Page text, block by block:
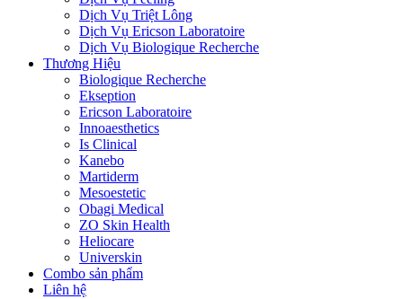
Dịch Vụ Triệt Lông
Dịch Vụ Ericson Laboratoire
Dịch Vụ Biologique Recherche
Thương Hiệu
Biologique Recherche
Ekseption
Ericson Laboratoire
Innoaesthetics
Is Clinical
Kanebo
Martiderm
Mesoestetic
Obagi Medical
ZO Skin Health
Heliocare
Universkin
Combo sản phẩm
Liên hệ